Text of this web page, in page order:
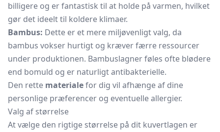
billigere og er fantastisk til at holde på varmen, hvilket
gør det ideelt til koldere klimaer.
Bambus: Dette er et mere miljøvenligt valg, da
bambus vokser hurtigt og kræver færre ressourcer
under produktionen. Bambuslagner føles ofte blødere
end bomuld og er naturligt antibakterielle.
Den rette materialefor dig vil afhænge af dine
personlige præferencer og eventuelle allergier.
Valg af størrelse
At vælge den rigtige størrelse på dit kuvertlagen er